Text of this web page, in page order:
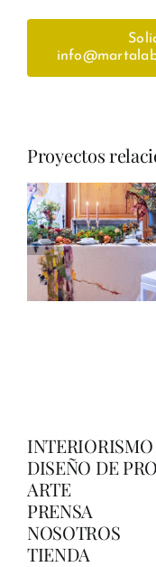
Proyectos
Colección
Mesas de
Navidad
INTERIORISMO
DISEÑO DE
ARTE
PRENSA
NOSOTROS
TIENDA